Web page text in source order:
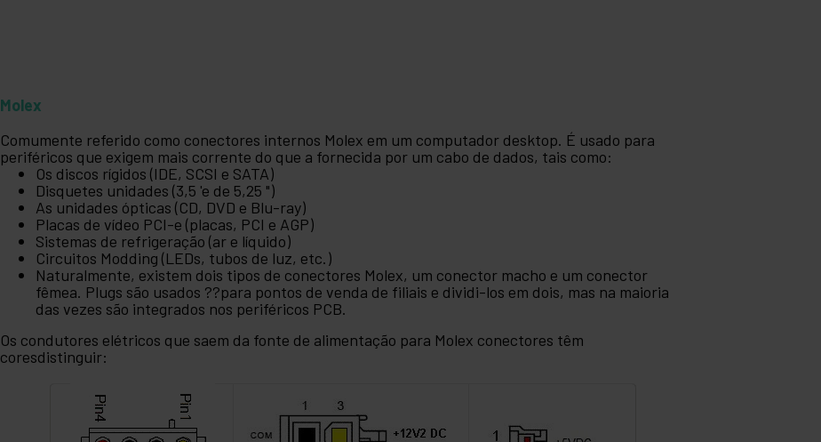
Molex
Comumente referido como conectores internos Molex em um computador desktop. É usado para
periféricos que exigem mais corrente do que a fornecida por um cabo de dados, tais como:
Os discos rígidos (IDE, SCSI e SATA)
Disquetes unidades (3,5 'e de 5,25 ")
As unidades ópticas (CD, DVD e Blu-ray)
Placas de vídeo PCI-e (placas, PCI e AGP)
Sistemas de refrigeração (ar e líquido)
Circuitos Modding (LEDs, tubos de luz, etc.)
Naturalmente, existem dois tipos de conectores Molex, um conector macho e um conector
fêmea. Plugs são usados ??para pontos de venda de filiais e dividi-los em dois, mas na maioria
das vezes são integrados nos periféricos PCB.
Os condutores elétricos que saem da fonte de alimentação para Molex conectores têm
coresdistinguir: